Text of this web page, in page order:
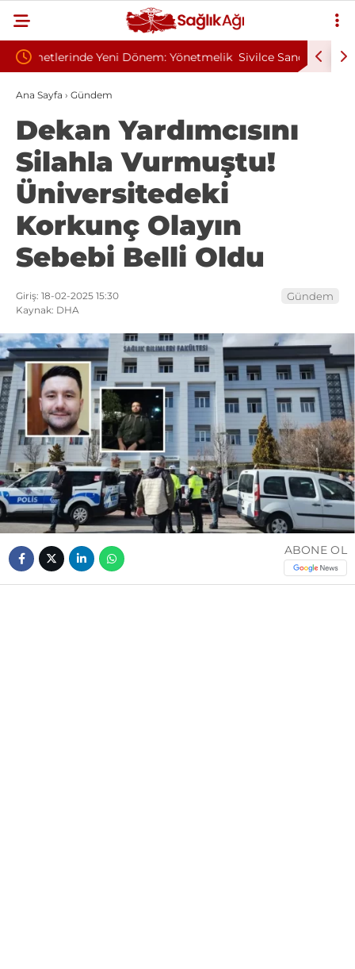
Sivilce Sandı, Cilt Kanseri Çıktı: Ameliyattan 60
Dikişle Uyandı
Baş
Ana Sayfa › Gündem
Dekan Yardımcısını
Silahla Vurmuştu!
Üniversitedeki
Korkunç Olayın
Sebebi Belli Oldu
Giriş: 18-02-2025 15:30
Kaynak: DHA
Gündem
ABONE OL